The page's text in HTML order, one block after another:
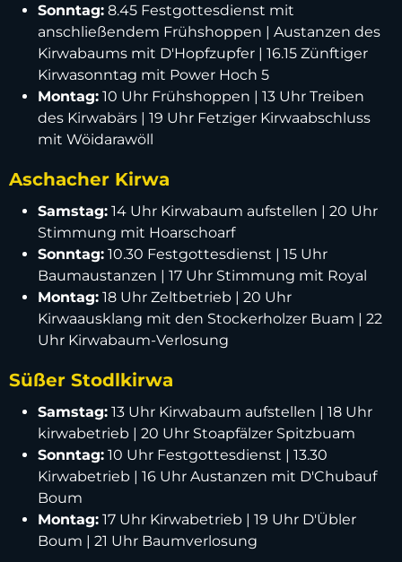
Sonntag: 8.45 Festgottesdienst mit
anschließendem Frühshoppen | Austanzen des
Kirwabaums mit D'Hopfzupfer | 16.15 Zünftiger
Kirwasonntag mit Power Hoch 5
Montag: 10 Uhr Frühshoppen | 13 Uhr Treiben
des Kirwabärs | 19 Uhr Fetziger Kirwaabschluss
mit Wöidarawöll
Aschacher Kirwa
Samstag: 14 Uhr Kirwabaum aufstellen | 20 Uhr
Stimmung mit Hoarschoarf
Sonntag: 10.30 Festgottesdienst | 15 Uhr
Baumaustanzen | 17 Uhr Stimmung mit Royal
Montag: 18 Uhr Zeltbetrieb | 20 Uhr
Kirwaausklang mit den Stockerholzer Buam | 22
Uhr Kirwabaum-Verlosung
Süßer Stodlkirwa
Samstag: 13 Uhr Kirwabaum aufstellen | 18 Uhr
kirwabetrieb | 20 Uhr Stoapfälzer Spitzbuam
Sonntag: 10 Uhr Festgottesdienst | 13.30
Kirwabetrieb | 16 Uhr Austanzen mit D'Chubauf
Boum
Montag: 17 Uhr Kirwabetrieb | 19 Uhr D'Übler
Boum | 21 Uhr Baumverlosung